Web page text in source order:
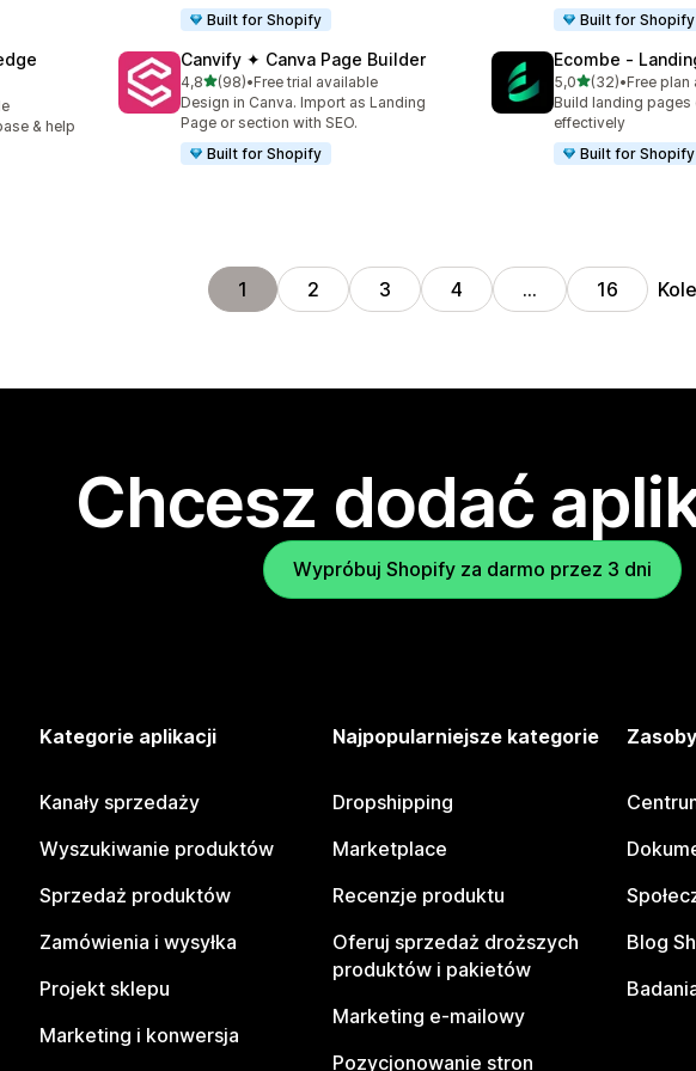
Built for Shopify
Built for Shopify
& help
Canvify ✦ Canva Page Builder
4,8na 5 gwiazdek
(98)
Łączna liczba recenzji: 98
•Free trial available
Design in Canva. Import as Landing
Page or section with SEO.
Built for Shopify
Ecombe ‑
5,0na 5 gwiazdek
(32)
Łączna liczba
•Free plan
Build landing pages
effectively
Built for Shopify
1 2 3 4 … 16
Chcesz dodać
Wypróbuj Shopify za darmo przez 3 dni
Kategorie aplikacji
Kanały sprzedaży
Wyszukiwanie produktów
Sprzedaż produktów
Zamówienia i wysyłka
Projekt sklepu
Marketing i konwersja
Najpopularniejsze kategorie
Dropshipping
Marketplace
Recenzje produktu
Oferuj sprzedaż droższych
produktów i pakietów
Marketing e-mailowy
Pozycjonowanie stron
Zasoby
Blog